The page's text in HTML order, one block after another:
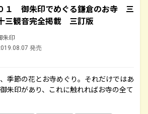
１ 御朱印でめぐる鎌倉のお寺 三
三観音完全掲載 三訂版
朱印
発売
季節の花とお寺めぐり。それだけではあ
朱印があり、これに触れればお寺の全て